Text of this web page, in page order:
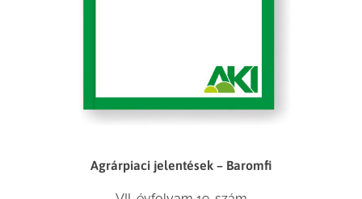
Agrárpiaci jelentések – Baromfi